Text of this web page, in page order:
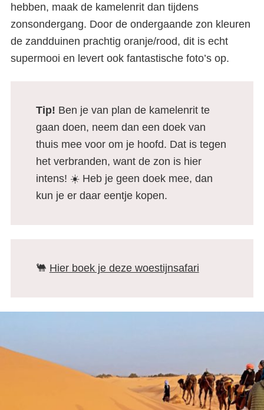
hebben, maak de kamelenrit dan tijdens
zonsondergang. Door de ondergaande zon kleuren
de zandduinen prachtig oranje/rood, dit is echt
supermooi en levert ook fantastische foto’s op.
Tip! Ben je van plan de kamelenrit te
gaan doen, neem dan een doek van
thuis mee voor om je hoofd. Dat is tegen
het verbranden, want de zon is hier
intens! ☀️ Heb je geen doek mee, dan
kun je er daar eentje kopen.
🐫 Hier boek je deze woestijnsafari